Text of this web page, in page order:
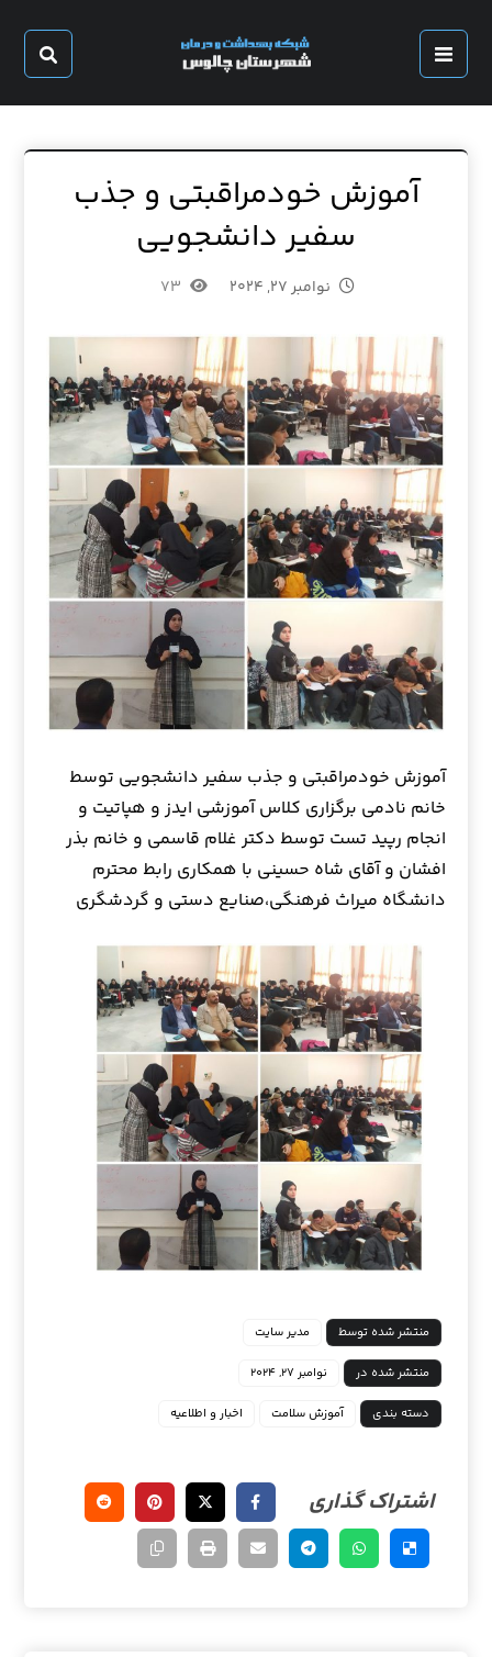
آموزش خودمراقبتی و جذب
سفیر دانشجویی
نوامبر ۲۷, ۲۰۲۴ ۷۳
آموزش خودمراقبتی و جذب سفیر دانشجویی توسط
خانم نادمی برگزاری کلاس آموزشی ایدز و هپاتیت و
انجام رپید تست توسط دکتر غلام قاسمی و خانم بذر
افشان و آقای شاه حسینی با همکاری رابط محترم
دانشگاه میراث فرهنگی،صنایع دستی و گردشگری
منتشر شده توسط مدیر سایت
منتشر شده در نوامبر ۲۷, ۲۰۲۴
دسته بندی آموزش سلامت اخبار و اطلاعیه